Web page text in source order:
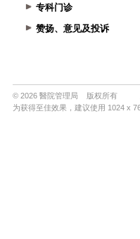
专科门诊
赞扬、意见及投诉
© 2026 醫院管理局 版权所有
为获得至佳效果，建议使用 1024 x